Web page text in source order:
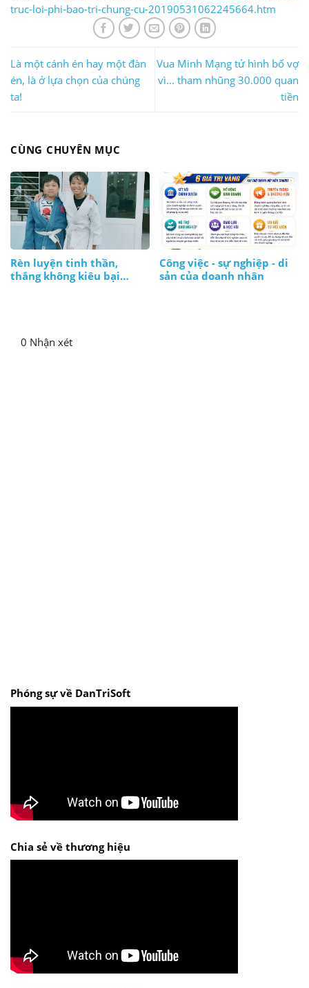
truc-loi-phi-bao-tri-chung-cu-20190531062245664.htm
Là một cánh én hay một đàn
én, là ở lựa chọn của chúng
ta!
Vua Minh Mạng tử hình bố vợ
vì... tham nhũng 30.000 quan
tiền
CÙNG CHUYÊN MỤC
Rèn luyện tinh thần,
thắng không kiêu bại
Công việc - sự nghiệp - di
sản của doanh nhân
0 Nhận xét
Phóng sự về DanTriSoft
Chia sẻ về thương hiệu